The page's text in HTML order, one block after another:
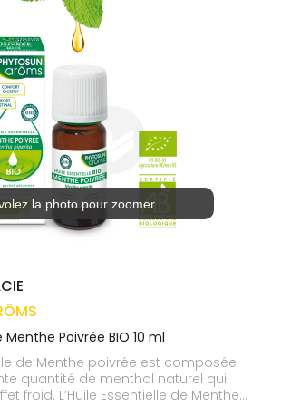
la photo pour zoomer
Menthe Poivrée BIO 10 ml
de Menthe poivrée est composée
quantité de menthol naturel qui
froid. L’Huile Essentielle de Menthe